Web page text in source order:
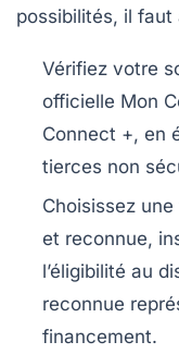
possibilités, il faut
Vérifiez votre
officielle Mon
Connect +, en
tierces non
Choisissez
et reconnue,
l’éligibilité au
reconnue
financement.